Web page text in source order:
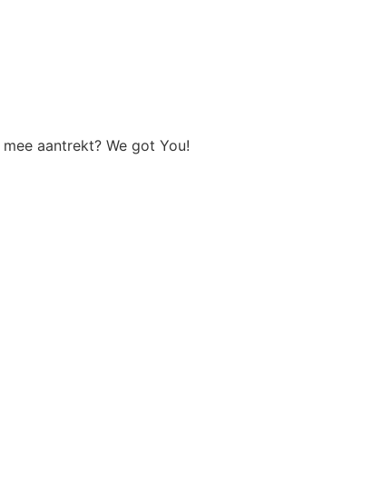
aantrekt? We got You!